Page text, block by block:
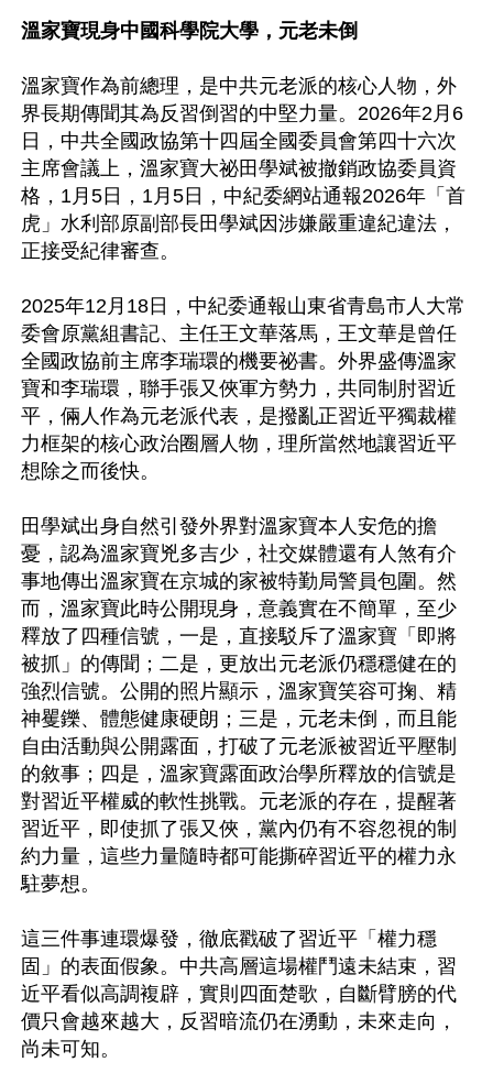
溫家寶現身中國科學院大學，元老未倒
溫家寶作為前總理，是中共元老派的核心人物，外
界長期傳聞其為反習倒習的中堅力量。2026年2月6
日，中共全國政協第十四屆全國委員會第四十六次
主席會議上，溫家寶大祕田學斌被撤銷政協委員資
格，1月5日，1月5日，中紀委網站通報2026年「首
虎」水利部原副部長田學斌因涉嫌嚴重違紀違法，
正接受紀律審查。
2025年12月18日，中紀委通報山東省青島市人大常
委會原黨組書記、主任王文華落馬，王文華是曾任
全國政協前主席李瑞環的機要祕書。外界盛傳溫家
寶和李瑞環，聯手張又俠軍方勢力，共同制肘習近
平，倆人作為元老派代表，是撥亂正習近平獨裁權
力框架的核心政治圈層人物，理所當然地讓習近平
想除之而後快。
田學斌出身自然引發外界對溫家寶本人安危的擔
憂，認為溫家寶兇多吉少，社交媒體還有人煞有介
事地傳出溫家寶在京城的家被特勤局警員包圍。然
而，溫家寶此時公開現身，意義實在不簡單，至少
釋放了四種信號，一是，直接駁斥了溫家寶「即將
被抓」的傳聞；二是，更放出元老派仍穩穩健在的
強烈信號。公開的照片顯示，溫家寶笑容可掬、精
神矍鑠、體態健康硬朗；三是，元老未倒，而且能
自由活動與公開露面，打破了元老派被習近平壓制
的敘事；四是，溫家寶露面政治學所釋放的信號是
對習近平權威的軟性挑戰。元老派的存在，提醒著
習近平，即使抓了張又俠，黨內仍有不容忽視的制
約力量，這些力量隨時都可能撕碎習近平的權力永
駐夢想。
這三件事連環爆發，徹底戳破了習近平「權力穩
固」的表面假象。中共高層這場權鬥遠未結束，習
近平看似高調複辟，實則四面楚歌，自斷臂膀的代
價只會越來越大，反習暗流仍在湧動，未來走向，
尚未可知。